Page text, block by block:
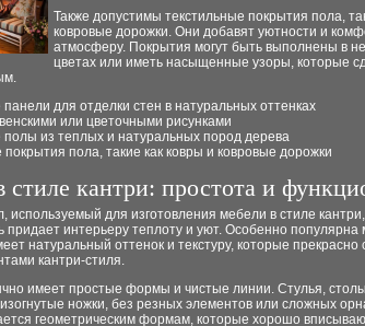
Также допустимы текстильные покрытия пола,
ковровые дорожки. Они добавят уютности и
атмосферу. Покрытия могут быть выполнены в
цветах или иметь насыщенные узоры, которые
для отделки стен в натуральных оттенках
или цветочными рисунками
из теплых и натуральных пород дерева
покрытия пола, такие как ковры и ковровые дорожки
стиле кантри: простота и
используемый для изготовления мебели в стиле
интерьеру теплоту и уют. Особенно популярна
натуральный оттенок и текстуру, которые прекрасно
кантри-стиля.
имеет простые формы и чистые линии. Стулья,
ножки, без резных элементов или сложных
геометрическим формам, которые хорошо